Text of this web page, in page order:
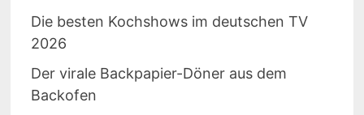
Die besten Kochshows im deutschen TV
2026
Der virale Backpapier-Döner aus dem
Backofen